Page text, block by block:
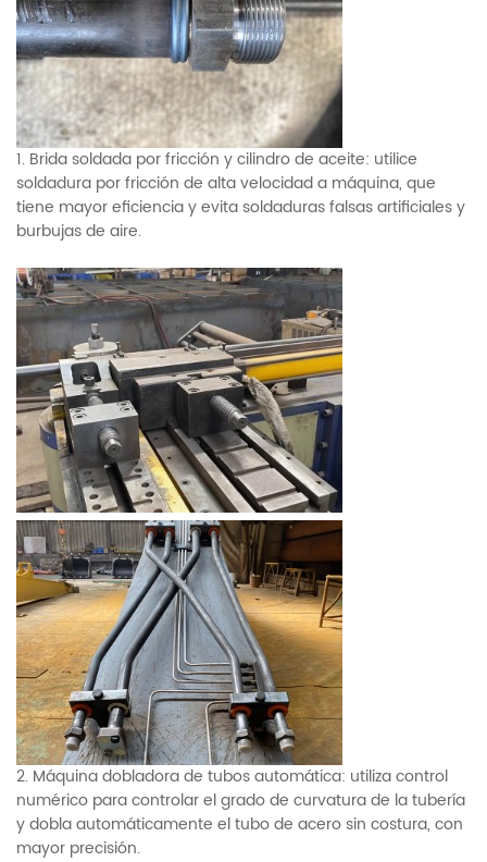
1. Brida soldada por fricción y cilindro de aceite: utilice
soldadura por fricción de alta velocidad a máquina, que
tiene mayor eficiencia y evita soldaduras falsas artificiales y
burbujas de aire.
2. Máquina dobladora de tubos automática: utiliza control
numérico para controlar el grado de curvatura de la tubería
y dobla automáticamente el tubo de acero sin costura, con
mayor precisión.